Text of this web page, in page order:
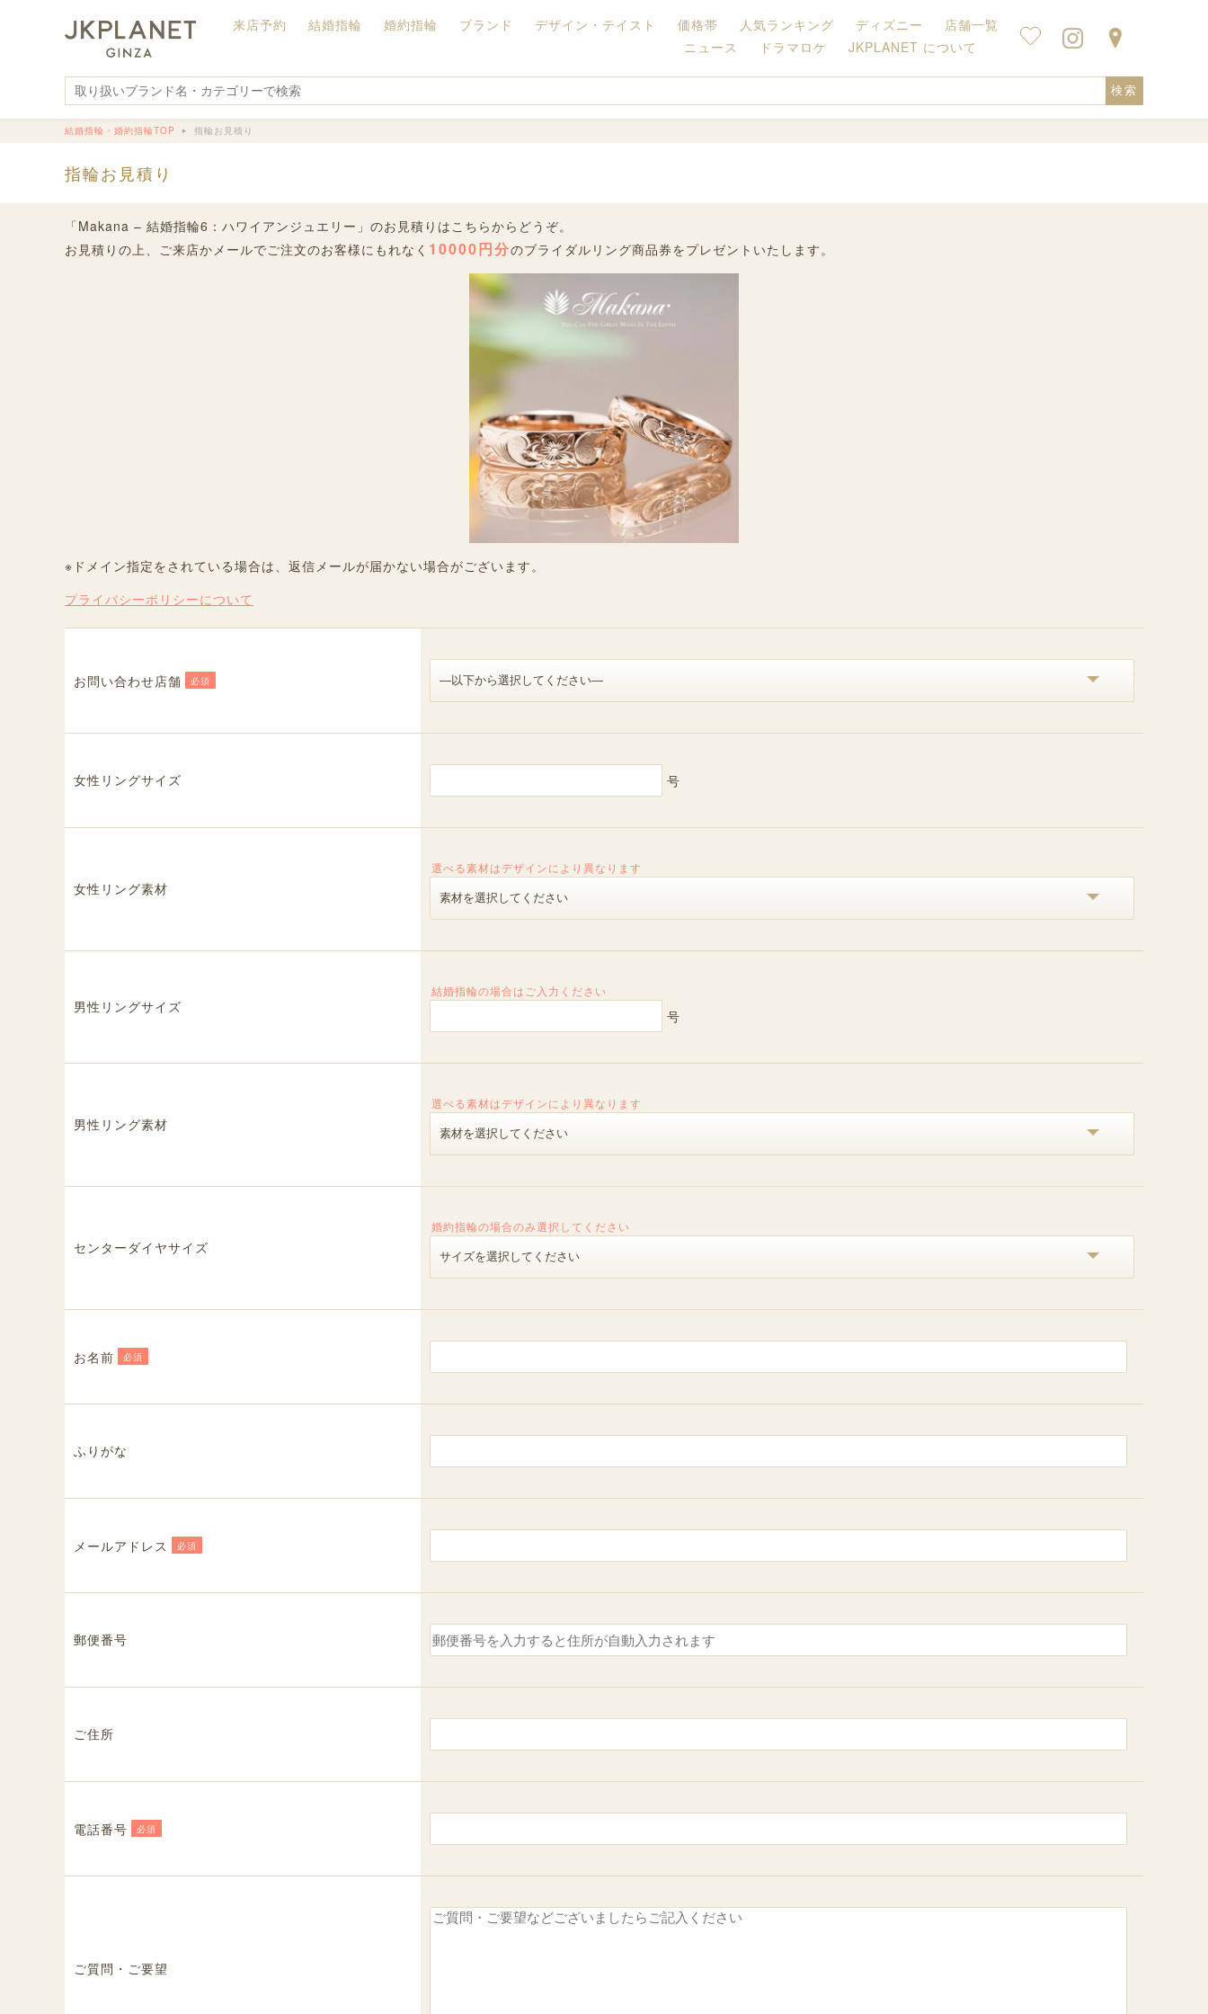
来店予約 結婚指輪 婚約指輪 ブランド デザイン・テイスト 価格帯 人気ランキング ディズニー
店舗一覧
ニュース
ドラマロケ JKPLANET について
検索
結婚指輪・婚約指輪TOP 指輪お見積り
指輪お見積り
「Makana – 結婚指輪6：ハワイアンジュエリー」のお見積りはこちらからどうぞ。
お見積りの上、ご来店かメールでご注文のお客様にもれなく 10000円分のブライダルリング商品券をプレゼントいたします。
※ドメイン指定をされている場合は、返信メールが届かない場合がございます。
プライバシーポリシーについて
お問い合わせ店舗 必須
女性リングサイズ 号
女性リング素材
選べる素材はデザインにより異なります
男性リングサイズ
結婚指輪の場合はご入力ください
号
男性リング素材
選べる素材はデザインにより異なります
センターダイヤサイズ
婚約指輪の場合のみ選択してください
お名前 必須
ふりがな
メールアドレス 必須
郵便番号
ご住所
電話番号 必須
ご質問・ご要望